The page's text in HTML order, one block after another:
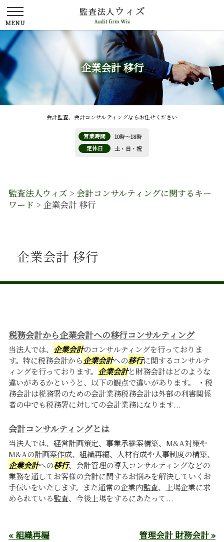
企業会計 移行
会計監査、会計コンサルティングならお任せください
営業時間
10時～18時
定休日
土・日・祝
監査法人ウィズ > 会計コンサルティングに関するキー
ワード > 企業会計 移行
企業会計 移行
税務会計から企業会計への移行コンサルティング
当法人では、 企業会計のコンサルティングを行っておりま
す。特に税務会計から企業会計への移行に関するコンサルテ
ィングを行っております。 企業会計と財務会計はどのような
違いがあるかというと、以下の観点で違いがあります。 ・税
務会計は税務署のための会計業務税務会計は外部の利害関係
者の中でも税務署に対しての会計業務になります...
会計コンサルティングとは
当法人では、経営計画策定、事業承継案構築、M&A対策や
M&Aの計画案作成、組織再編、人材育成や人事制度の構築、
企業会計への移行、会計管理の導入コンサルティングなどの
業務を通してお客様の会計に関するお悩みを解決していくお
手伝いをいたします。また通常の企業内監査、上場企業に求
められている監査、今後上場をするにあたって...
« 組織再編
管理会計 財務会計 »